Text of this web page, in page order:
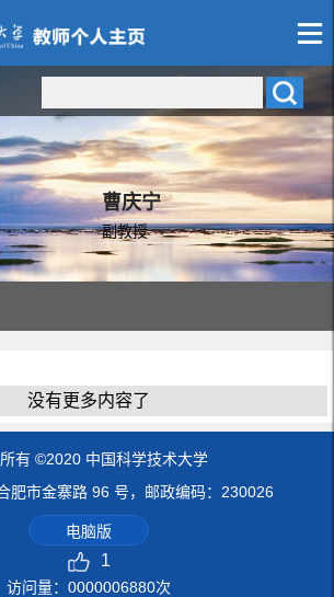
曹庆宁
副教授
没有更多内容了
有 ©2020 中国科学技术大学
肥市金寨路 96 号，邮政编码：230026
电脑版
1
访问量： 0000006880次